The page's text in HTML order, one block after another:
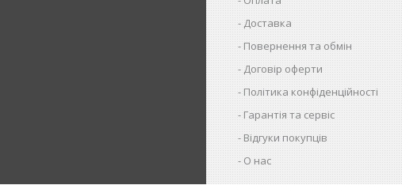
Доставка
Повернення та обмін
Договір оферти
Політика конфіденційності
Гарантія та сервіс
Відгуки покупців
О нас